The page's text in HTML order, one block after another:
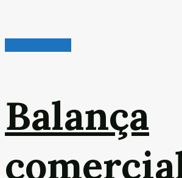
Balança